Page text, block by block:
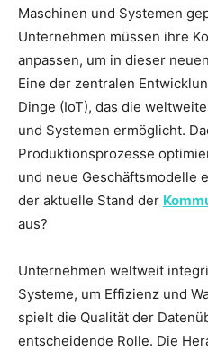
Maschinen und Systemen
Unternehmen müssen ihre
anpassen, um in dieser
Eine der zentralen
Dinge (IoT), das die
und Systemen ermöglicht.
Produktionsprozesse
und neue Geschäftsmodelle
der aktuelle Stand der
aus?
Unternehmen weltweit
Systeme, um Effizienz und
spielt die Qualität der
entscheidende Rolle. Die